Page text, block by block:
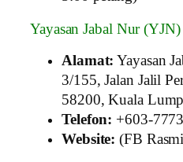
Yayasan Jabal Nur (YJN)
Alamat: Yayasan
3/155, Jalan Jalil
58200, Kuala
Telefon: +603-
Website: (FB